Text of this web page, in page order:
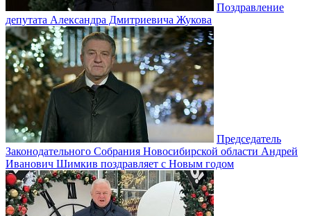
Поздравление
депутата Александра Дмитриевича Жукова
Председатель
Законодательного Собрания Новосибирской области Андрей
Иванович Шимкив поздравляет с Новым годом